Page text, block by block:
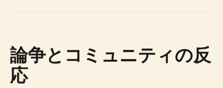
論争とコミュニティの反
応